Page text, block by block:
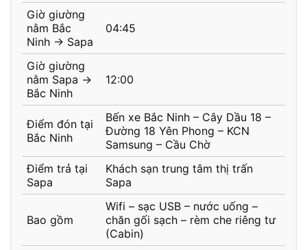
Giờ giường
nằm Bắc
Ninh → Sapa
04:45
Giờ giường
nằm Sapa →
Bắc Ninh
12:00
Điểm đón tại
Bắc Ninh
Bến xe Bắc Ninh – Cây Dầu 18 –
Đường 18 Yên Phong – KCN
Samsung – Cầu Chờ
Điểm trả tại
Sapa
Khách sạn trung tâm thị trấn
Sapa
Bao gồm
Wifi – sạc USB – nước uống –
chăn gối sạch – rèm che riêng tư
(Cabin)